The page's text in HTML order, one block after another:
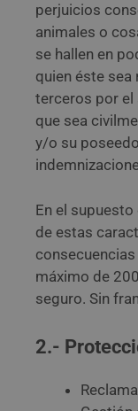
perjuicios
animales o
se hallen en
quien éste sea
terceros por el
que sea
y/o su
En el
de estas
máximo de
seguro. Sin
2.-